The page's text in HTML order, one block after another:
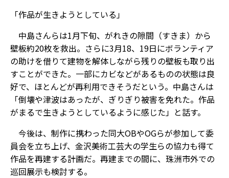
「作品が生きようとしている」
中島さんらは1月下旬、がれきの隙間（すきま）から
壁板約20枚を救出。さらに3月18、19日にボランティア
の助けを借りて建物を解体しながら残りの壁板も取り出
すことができた。一部にカビなどがあるものの状態は良
好で、ほとんどが再利用できそうだという。中島さんは
「倒壊や津波はあったが、ぎりぎり被害を免れた。作品
がまるで生きようとしているように感じた」と話す。
今後は、制作に携わった同大OBやOGらが参加して委
員会を立ち上げ、金沢美術工芸大の学生らの協力も得て
作品を再建する計画だ。再建までの間に、珠洲市外での
巡回展示も検討する。